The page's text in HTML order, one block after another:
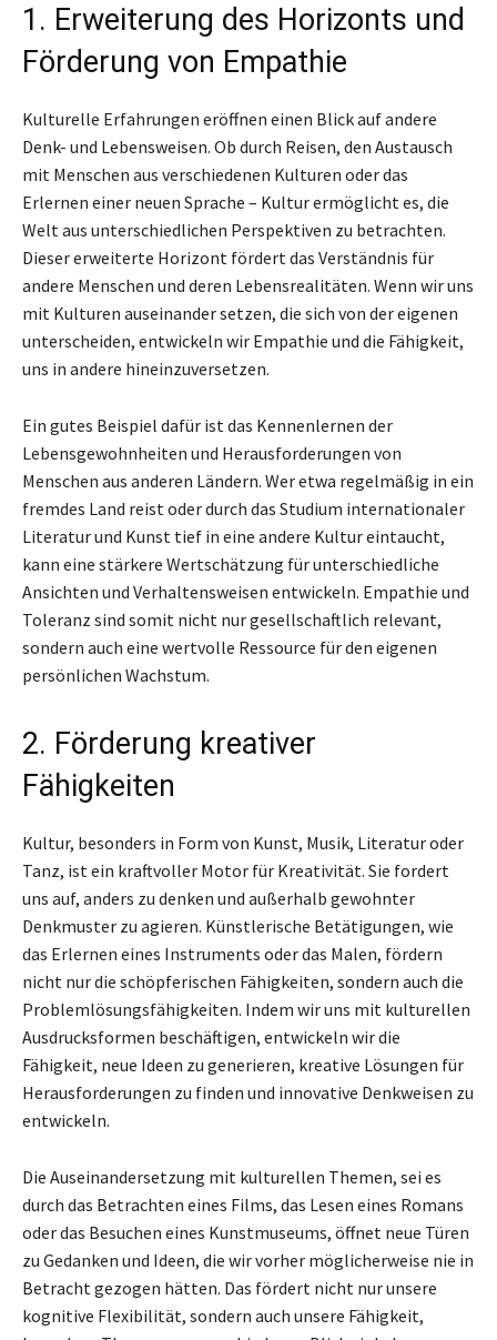
1. Erweiterung des Horizonts und
Förderung von Empathie
Kulturelle Erfahrungen eröffnen einen Blick auf andere
Denk- und Lebensweisen. Ob durch Reisen, den Austausch
mit Menschen aus verschiedenen Kulturen oder das
Erlernen einer neuen Sprache – Kultur ermöglicht es, die
Welt aus unterschiedlichen Perspektiven zu betrachten.
Dieser erweiterte Horizont fördert das Verständnis für
andere Menschen und deren Lebensrealitäten. Wenn wir uns
mit Kulturen auseinander setzen, die sich von der eigenen
unterscheiden, entwickeln wir Empathie und die Fähigkeit,
uns in andere hineinzuversetzen.
Ein gutes Beispiel dafür ist das Kennenlernen der
Lebensgewohnheiten und Herausforderungen von
Menschen aus anderen Ländern. Wer etwa regelmäßig in ein
fremdes Land reist oder durch das Studium internationaler
Literatur und Kunst tief in eine andere Kultur eintaucht,
kann eine stärkere Wertschätzung für unterschiedliche
Ansichten und Verhaltensweisen entwickeln. Empathie und
Toleranz sind somit nicht nur gesellschaftlich relevant,
sondern auch eine wertvolle Ressource für den eigenen
persönlichen Wachstum.
2. Förderung kreativer
Fähigkeiten
Kultur, besonders in Form von Kunst, Musik, Literatur oder
Tanz, ist ein kraftvoller Motor für Kreativität. Sie fordert
uns auf, anders zu denken und außerhalb gewohnter
Denkmuster zu agieren. Künstlerische Betätigungen, wie
das Erlernen eines Instruments oder das Malen, fördern
nicht nur die schöpferischen Fähigkeiten, sondern auch die
Problemlösungsfähigkeiten. Indem wir uns mit kulturellen
Ausdrucksformen beschäftigen, entwickeln wir die
Fähigkeit, neue Ideen zu generieren, kreative Lösungen für
Herausforderungen zu finden und innovative Denkweisen zu
entwickeln.
Die Auseinandersetzung mit kulturellen Themen, sei es
durch das Betrachten eines Films, das Lesen eines Romans
oder das Besuchen eines Kunstmuseums, öffnet neue Türen
zu Gedanken und Ideen, die wir vorher möglicherweise nie in
Betracht gezogen hätten. Das fördert nicht nur unsere
kognitive Flexibilität, sondern auch unsere Fähigkeit,